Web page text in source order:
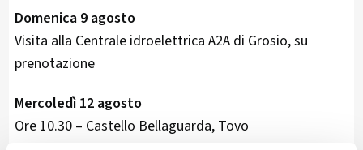
Domenica 9 agosto
Visita alla Centrale idroelettrica A2A di Grosio, su
prenotazione
Mercoledì 12 agosto
Ore 10.30 – Castello Bellaguarda, Tovo